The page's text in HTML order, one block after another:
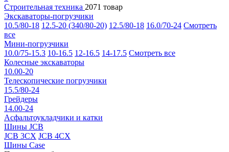
Строительная техника 2071 товар
Экскаваторы-погрузчики
10.5/80-18 12.5-20 (340/80-20) 12.5/80-18 16.0/70-24 Смотреть
все
Мини-погрузчики
10.0/75-15.3 10-16.5 12-16.5 14-17.5 Смотреть все
Колесные экскаваторы
10.00-20
Телескопические погрузчики
15.5/80-24
Грейдеры
14.00-24
Асфальтоукладчики и катки
Шины JCB
JCB 3CX JCB 4CX
Шины Case